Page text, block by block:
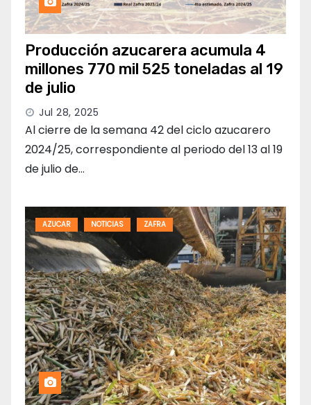
Producción azucarera acumula 4
millones 770 mil 525 toneladas al 19
de julio
Jul 28, 2025
Al cierre de la semana 42 del ciclo azucarero
2024/25, correspondiente al periodo del 13 al 19
de julio de…
AZUCAR NOTICIAS ZAFRA